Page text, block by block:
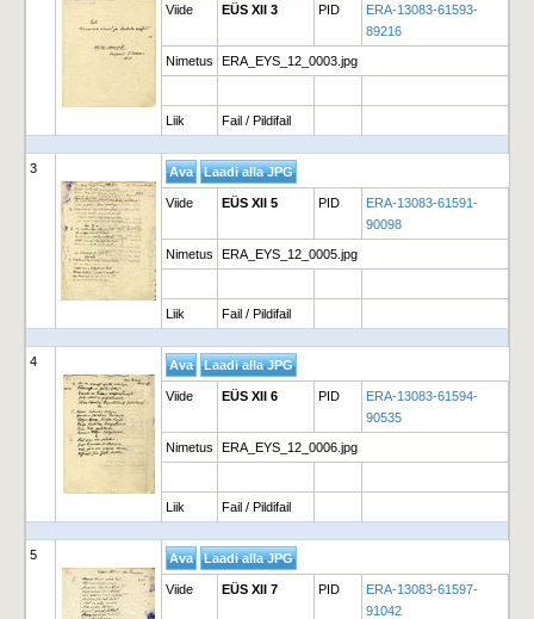
Viide EÜS XII 3 PID
ERA-13083-61593-
89216
Nimetus ERA_EYS_12_0003.jpg
Liik Fail / Pildifail
3
Viide EÜS XII 5 PID
ERA-13083-61591-
90098
Nimetus ERA_EYS_12_0005.jpg
Liik Fail / Pildifail
4
Viide EÜS XII 6 PID
ERA-13083-61594-
90535
Nimetus ERA_EYS_12_0006.jpg
Liik Fail / Pildifail
5
Viide EÜS XII 7 PID
ERA-13083-61597-
91042